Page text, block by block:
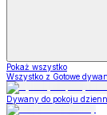
Pokaż wszystko
Wszystko z Gotowe
Dywany do pokoju